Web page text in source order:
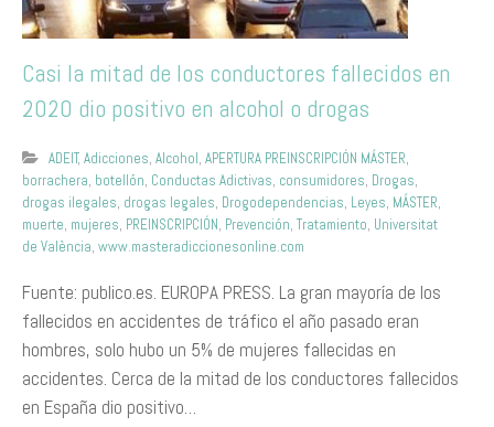
Casi la mitad de los conductores fallecidos en
2020 dio positivo en alcohol o drogas
ADEIT, Adicciones, Alcohol, APERTURA PREINSCRIPCIÓN MÁSTER,
borrachera, botellón, Conductas Adictivas, consumidores, Drogas,
drogas ilegales, drogas legales, Drogodependencias, Leyes, MÁSTER,
muerte, mujeres, PREINSCRIPCIÓN, Prevención, Tratamiento, Universitat
de València, www.masteradiccionesonline.com
Fuente: publico.es. EUROPA PRESS. La gran mayoría de los
fallecidos en accidentes de tráfico el año pasado eran
hombres, solo hubo un 5% de mujeres fallecidas en
accidentes. Cerca de la mitad de los conductores fallecidos
en España dio positivo…